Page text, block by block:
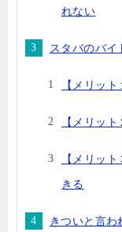
れない
スタバのバイ
【メリッ
【メリッ
【メリッ
きる
きついと言